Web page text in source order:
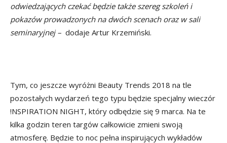
odwiedzających czekać będzie także szereg szkoleń i
pokazów prowadzonych na dwóch scenach oraz w sali
seminaryjnej – dodaje Artur Krzemiński.
Tym, co jeszcze wyróżni Beauty Trends 2018 na tle
pozostałych wydarzeń tego typu będzie specjalny wieczór
!NSPIRATION NIGHT, który odbędzie się 9 marca. Na te
kilka godzin teren targów całkowicie zmieni swoją
atmosferę. Będzie to noc pełna inspirujących wykładów